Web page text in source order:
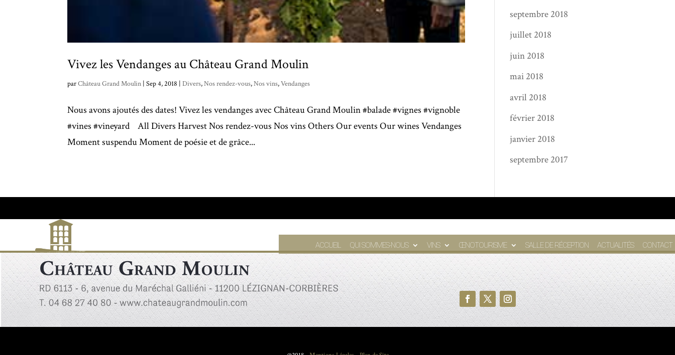
Vivez les Vendanges au Château Grand Moulin
parChâteau Grand Moulin |Sep 4, 2018 |Divers,Nos rendez-vous,Nos vins,Vendanges
Nous avons ajoutés des dates! Vivez les vendanges avec Château Grand Moulin #balade #vignes #vignoble
#vines #vineyard All Divers Harvest Nos rendez-vous Nos vins Others Our events Our wines Vendanges
Moment suspendu Moment de poésie et de grâce...
septembre 2018
juillet 2018
juin 2018
mai 2018
avril 2018
février 2018
janvier 2018
septembre 2017
ACCUEIL QUI SOMMES-NOUS VINS ŒNOTOURISME SALLE DE RÉCEPTION ACTUALITÉS CONTACT